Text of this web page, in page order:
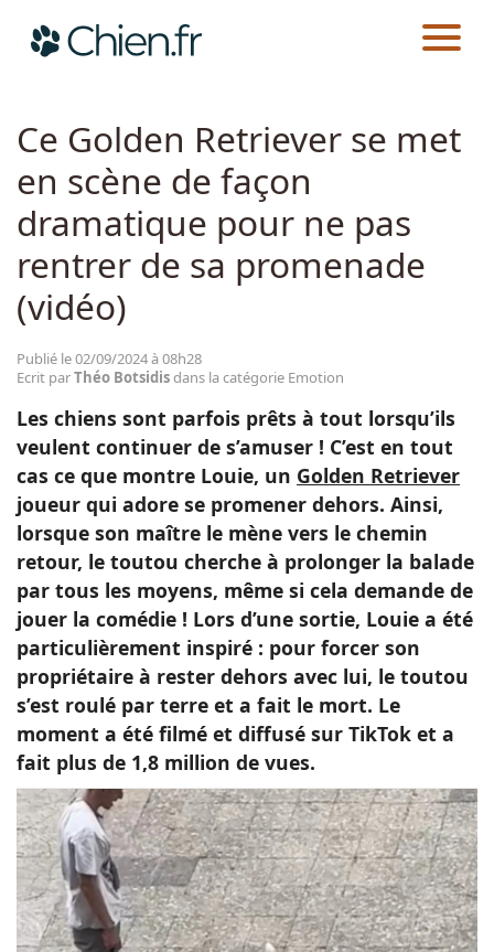
Races
Guides
CHIEN.FR ACTUALITÉS
Ce Golden Retriever se met
en scène de façon
dramatique pour ne pas
rentrer de sa promenade
(vidéo)
Publié le 02/09/2024 à 08h28
Ecrit parThéo Botsidisdans la catégorie Emotion
Les chiens sont parfois prêts à tout lorsqu’ils
veulent continuer de s’amuser ! C’est en tout
cas ce que montre Louie, un Golden Retriever
joueur qui adore se promener dehors. Ainsi,
lorsque son maître le mène vers le chemin
retour, le toutou cherche à prolonger la balade
par tous les moyens, même si cela demande de
jouer la comédie ! Lors d’une sortie, Louie a été
particulièrement inspiré : pour forcer son
propriétaire à rester dehors avec lui, le toutou
s’est roulé par terre et a fait le mort. Le
moment a été filmé et diffusé sur TikTok et a
fait plus de 1,8 million de vues.